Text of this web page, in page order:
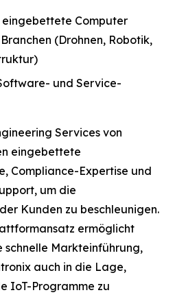
eingebettete Computer
(Drohnen, Robotik,
und Service-
Services von
eingebettete
Compliance-Expertise und
um die
Kunden zu beschleunigen.
ermöglicht
schnelle Markteinführung,
auch in die Lage,
IoT-Programme zu